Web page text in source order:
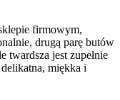
firmowym,
drugą parę butów
twardsza jest zupełnie
miękka i